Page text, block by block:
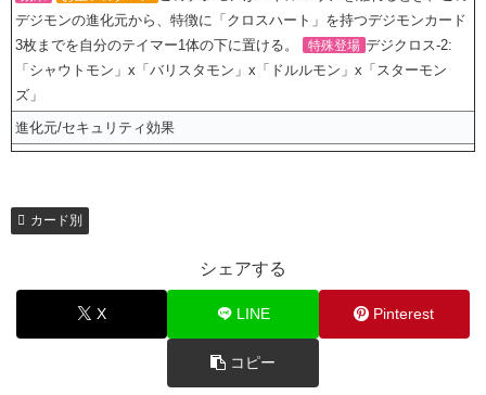
デジモンの進化元から、特徴に「クロスハート」を持つデジモンカード
3枚までを自分のテイマー1体の下に置ける。
特殊登場 デジクロス-2:
「シャウトモン」x「バリスタモン」x「ドルルモン」x「スターモン
ズ」
進化元/セキュリティ効果
カード別
シェアする
X LINE Pinterest
コピー